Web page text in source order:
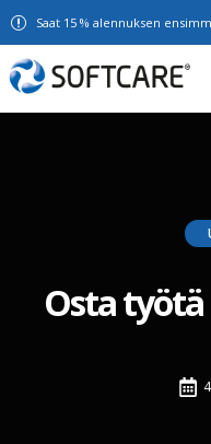
Saat 15 % alennuksen
Osta